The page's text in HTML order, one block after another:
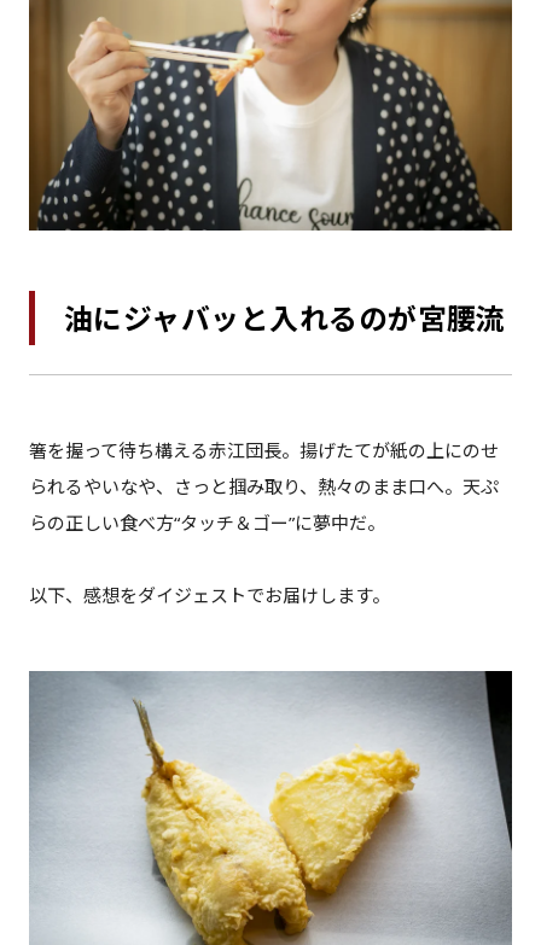
油にジャバッと入れるのが宮腰流
箸を握って待ち構える赤江団長。揚げたてが紙の上にのせ
られるやいなや、さっと掴み取り、熱々のまま口へ。天ぷ
らの正しい食べ方“タッチ＆ゴー”に夢中だ。
以下、感想をダイジェストでお届けします。